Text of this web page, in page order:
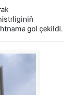
gol çekildi.